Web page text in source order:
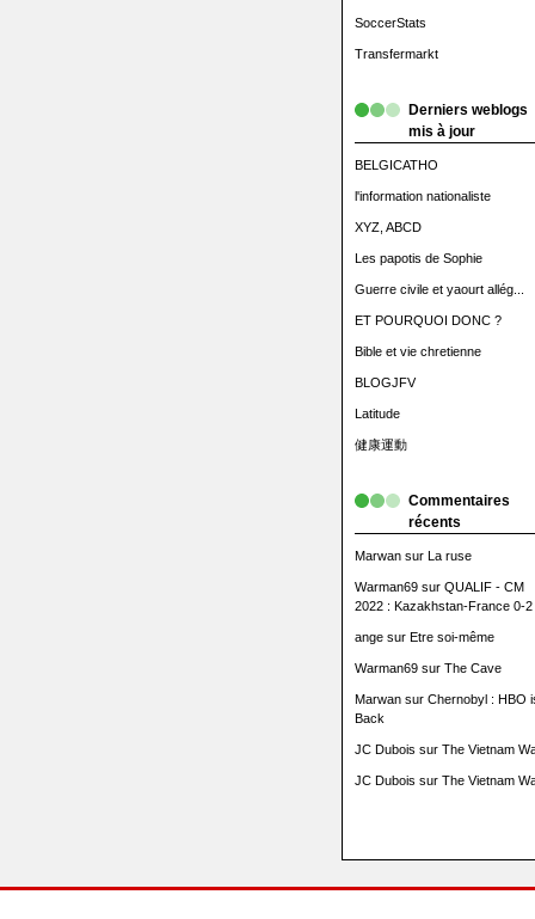
SoccerStats
Transfermarkt
Derniers weblogs
mis à jour
BELGICATHO
l'information nationaliste
XYZ, ABCD
Les papotis de Sophie
Guerre civile et yaourt allég...
ET POURQUOI DONC ?
Bible et vie chretienne
BLOGJFV
Latitude
健康運動
Commentaires
récents
Marwansur La ruse
Warman69sur QUALIF - CM
2022 : Kazakhstan-France 0-2
angesur Etre soi-même
Warman69sur The Cave
Marwansur Chernobyl : HBO
Back
JC Dubois sur The Vietnam
JC Dubois sur The Vietnam